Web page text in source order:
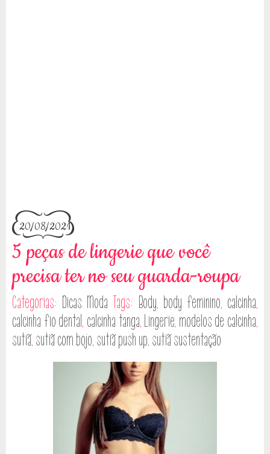
20/08/2021
5 peças de lingerie que você
precisa ter no seu guarda-roupa
Categorias: Dicas Moda Tags: Body, body feminino, calcinha,
calcinha fio dental, calcinha tanga, Lingerie, modelos de calcinha,
sutiã, sutiã com bojo, sutiã push up, sutiã sustentação